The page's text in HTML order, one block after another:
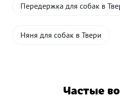
Передержка для собак в
Няня для собак в Твери
Частые